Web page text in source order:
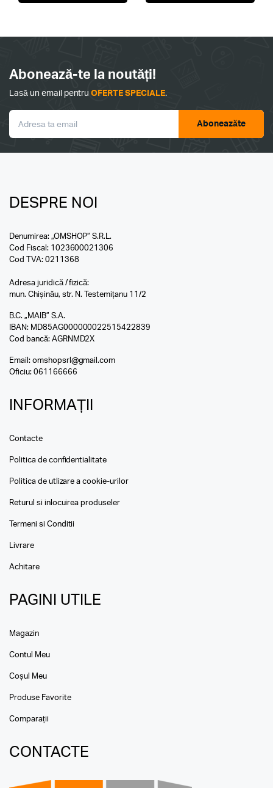
Abonează-te la noutăți!
Lasă un email pentruOFERTE SPECIALE.
Aboneazăte
DESPRE NOI
Denumirea: „OMSHOP” S.R.L.
Cod Fiscal: 1023600021306
Cod TVA: 0211368
Adresa juridică / fizică:
mun. Chișinău, str. N. Testemițanu 11/2
B.C. „MAIB” S.A.
IBAN: MD85AG000000022515422839
Cod bancă: AGRNMD2X
Email: omshopsrl@gmail.com
Oficiu: 061166666
INFORMAȚII
Contacte
Politica de confidentialitate
Politica de utlizare a cookie-urilor
Returul si inlocuirea produseler
Termeni si Conditii
Livrare
Achitare
PAGINI UTILE
Magazin
Contul Meu
Coșul Meu
Produse Favorite
Comparații
CONTACTE